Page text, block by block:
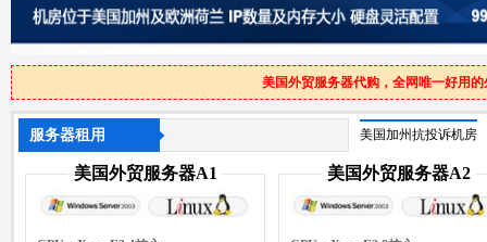
美国外贸服务器代购，全网唯一好用的
服务器租用 美国加州抗投诉机房
美国外贸服务器A1 美国外贸服务器A2